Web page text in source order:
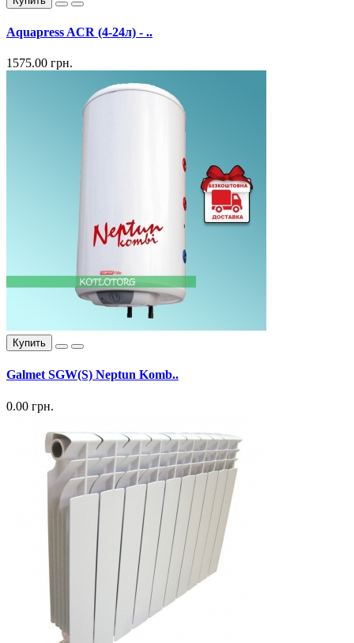
Aquapress ACR (4-24л) - ..
1575.00 грн.
Купить
Galmet SGW(S) Neptun Komb..
0.00 грн.